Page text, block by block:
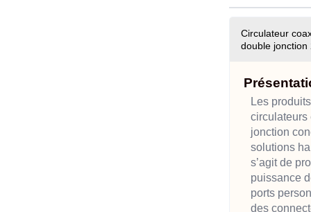
Circulateur
double jonction
Les
circulateurs
jonction
solutions
s’agit de
puissance
ports
des